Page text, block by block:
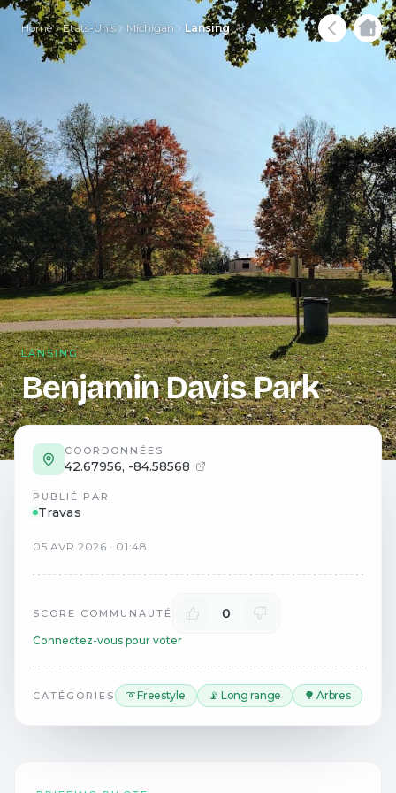
Home États-Unis Michigan Lansing
LANSING
Benjamin Davis Park
COORDONNÉES
42.67956, -84.58568
PUBLIÉ PAR
Travas
05 AVR 2026 · 01:48
SCORE COMMUNAUTÉ 0
Connectez-vous pour voter
CATÉGORIES ➰ Freestyle 📡 Long range 🌳 Arbres